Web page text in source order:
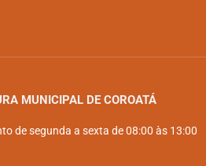
MUNICIPAL DE COROATÁ
de segunda a sexta de 08:00 às 13:00